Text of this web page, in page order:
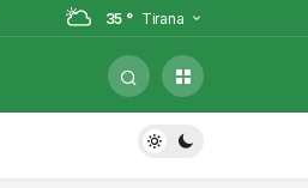
35 ° Tirana